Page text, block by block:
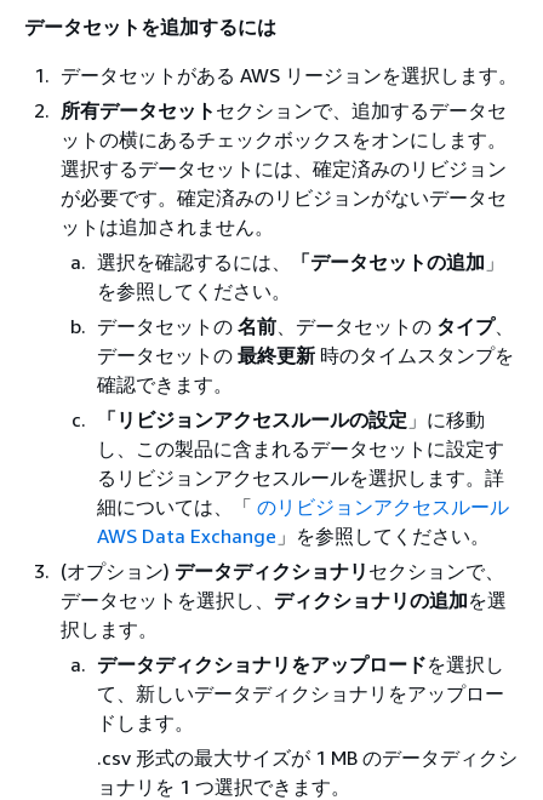
データセットを追加するには
データセットがある AWS リージョンを選択します。
所有データセット セクションで、追加するデータセ
ットの横にあるチェックボックスをオンにします。
選択するデータセットには、確定済みのリビジョン
が必要です。確定済みのリビジョンがないデータセ
ットは追加されません。
選択を確認するには、
「データセットの追加 」
を参照してください。
データセットの 名前 、データセットの タイプ、
データセットの 最終更新 時のタイムスタンプを
確認できます。
「リビジョンアクセスルールの設定 」に移動
し、この製品に含まれるデータセットに設定す
るリビジョンアクセスルールを選択します。詳
細については、「 のリビジョンアクセスルール
AWS Data Exchange 」を参照してください。
(オプション) データディクショナリ セクションで、
データセットを選択し、 ディクショナリの追加を選
択します。
データディクショナリをアップロードを選択し
て、新しいデータディクショナリをアップロー
ドします。
.csv 形式の最大サイズが 1 MB のデータディクシ
ョナリを 1 つ選択できます。